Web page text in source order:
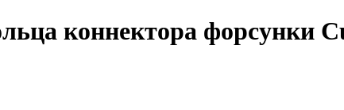
коннектора форсунки